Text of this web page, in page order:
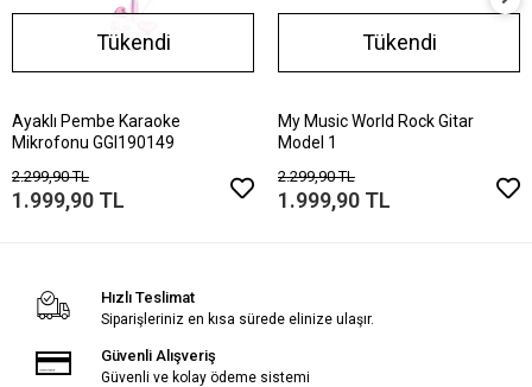
Tükendi
Ayaklı Pembe Karaoke
Mikrofonu GGI190149
2.299,90 TL
1.999,90 TL
Tükendi
My Music World Rock Gitar
Model 1
2.299,90 TL
1.999,90 TL
Hızlı Teslimat
Siparişleriniz en kısa sürede elinize ulaşır.
Güvenli Alışveriş
Güvenli ve kolay ödeme sistemi